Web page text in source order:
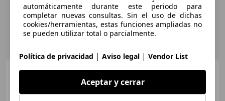
BMW 316316d
automáticamente durante este periodo para
completar nuevas consultas. Sin el uso de dichas
cookies/herramientas, estas funciones ampliadas no
se pueden utilizar total o parcialmente.
Política de privacidad | Aviso legal | Vendor List
Aceptar y cerrar